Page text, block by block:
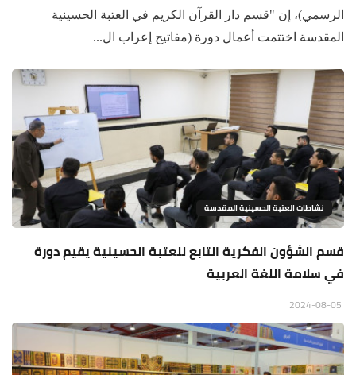
الرسمي)، إن "قسم دار القرآن الكريم في العتبة الحسينية
المقدسة اختتمت أعمال دورة (مفاتيح إعراب ال...
نشاطات العتبة الحسينية المقدسة
قسم الشؤون الفكرية التابع للعتبة الحسينية يقيم دورة
في سلامة اللغة العربية